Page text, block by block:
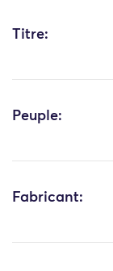
Titre:
Peuple:
Fabricant: